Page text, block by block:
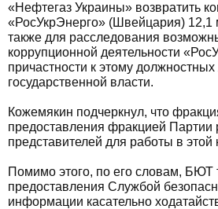
«Нефтегаз Украины» возвратить
«РосУкрЭнерго» (Швейцария) 12,1
также для расследования
коррупционной деятельности
причастности к этому
государственной власти.
Кожемякин подчеркнул, что
предоставления фракцией Партии
представителей для работы в этой
Помимо этого, по его словам, БЮТ
предоставления Службой
информации касательно